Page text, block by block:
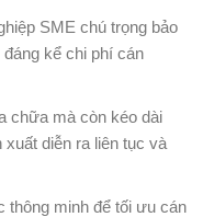
SME chú trọng bảo
kể chi phí cán
chữa mà còn kéo dài
diễn ra liên tục và
minh để tối ưu cán